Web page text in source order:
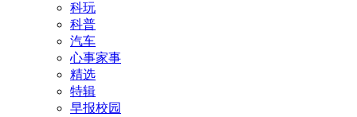
科玩
科普
汽车
心事家事
精选
特辑
早报校园